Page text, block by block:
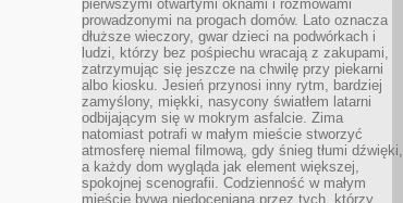
pierwszymi otwartymi oknami i rozmowami
prowadzonymi na progach domów. Lato oznacza
dłuższe wieczory, gwar dzieci na podwórkach i
ludzi, którzy bez pośpiechu wracają z zakupami,
zatrzymując się jeszcze na chwilę przy piekarni
albo kiosku. Jesień przynosi inny rytm, bardziej
zamyślony, miękki, nasycony światłem latarni
odbijającym się w mokrym asfalcie. Zima
natomiast potrafi w małym mieście stworzyć
atmosferę niemal filmową, gdy śnieg tłumi dźwięki,
a każdy dom wygląda jak element większej,
spokojnej scenografii. Codzienność w małym
mieście bywa niedoceniana przez tych, którzy